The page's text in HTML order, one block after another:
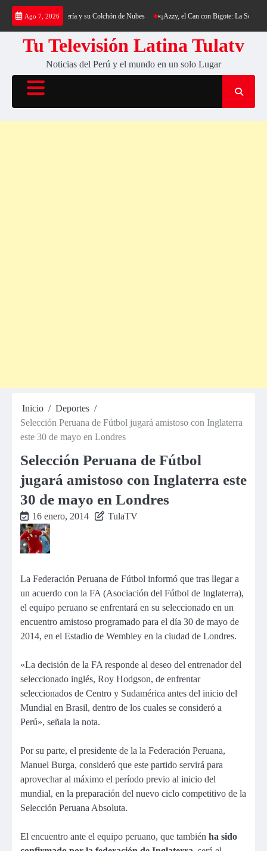
Saltar
contenido
Ago 7, 2026
al Cerro Cantería y su Colchón de Nubes «¡Azzy, el Can con Bigote: La Sensación
Tu Televisión Latina Tulatv
Noticias del Perú y el mundo en un solo Lugar
Inicio
Deportes
Selección Peruana de Fútbol jugará amistoso con Inglaterra
este 30 de mayo en Londres
Selección Peruana de Fútbol
jugará amistoso con Inglaterra este
30 de mayo en Londres
16 enero, 2014 TulaTV
La Federación Peruana de Fútbol informó que tras llegar a
un acuerdo con la FA (Asociación del Fútbol de Inglaterra),
el equipo peruano se enfrentará en su seleccionado en un
encuentro amistoso programado para el día 30 de mayo de
2014, en el Estadio de Wembley en la ciudad de Londres.
«La decisión de la FA responde al deseo del entrenador del
seleccionado inglés, Roy Hodgson, de enfrentar
seleccionados de Centro y Sudamérica antes del inicio del
Mundial en Brasil, dentro de los cuales se consideró a
Perú», señala la nota.
Por su parte, el presidente de la la Federación Peruana,
Manuel Burga, consideró que este partido servirá para
aprovechar al máximo el período previo al inicio del
mundial, en la preparación del nuevo ciclo competitivo de la
Selección Peruana Absoluta.
El encuentro ante el equipo peruano, que también ha sido